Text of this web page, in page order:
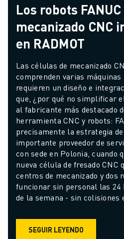
Los robots
mecanizado CNC
en RADMOT
Las células de mecanizado
comprenden varias
requieren un diseño e
que, ¿por qué no simplificar
al fabricante más destacado
herramienta CNC y robots:
precisamente la estrategia
importante proveedor de
con sede en Polonia, cuando
nueva célula de fresado CNC
centros de mecanizado y dos
funcionar sin personal las 24
de la semana - sin colisiones
SEGUIR LEYENDO